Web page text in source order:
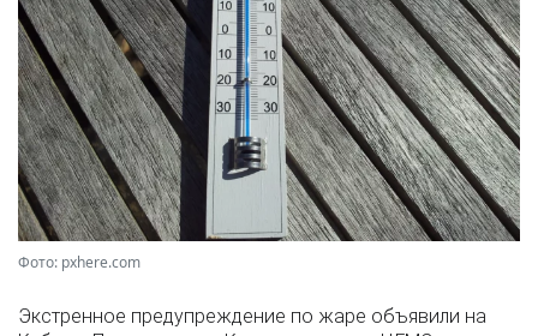
Фото: pxhere.com
Экстренное предупреждение по жаре объявили на